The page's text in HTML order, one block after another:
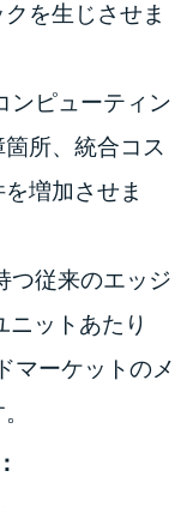
を生じさせま
ンピューティン
所、統合コス
増加させま
つ従来のエッジ
ニットあたり
マーケットのメ